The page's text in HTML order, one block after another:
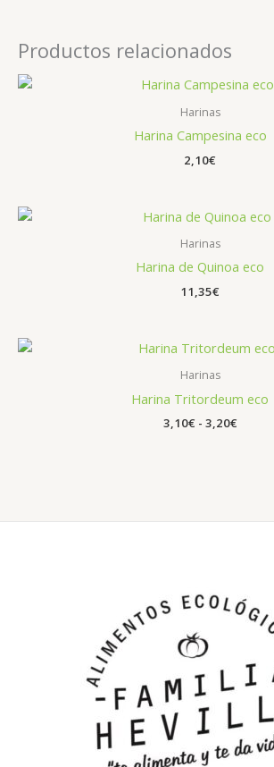
Productos relacionados
Harinas
Harina Campesina eco
2,10€
Harinas
Harina de Quinoa eco
11,35€
Harinas
Harina Tritordeum eco
3,10€ - 3,20€
Rango
3,10€
hasta